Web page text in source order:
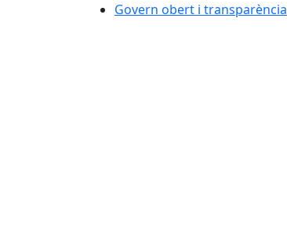
Govern obert i transparència